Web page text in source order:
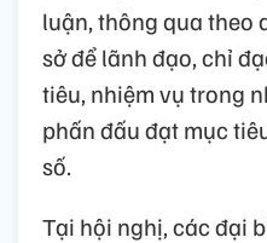
luận, thông qua theo
sở để lãnh đạo, chỉ
tiêu, nhiệm vụ trong
phấn đấu đạt mục
số.
Tại hội nghị, các đại